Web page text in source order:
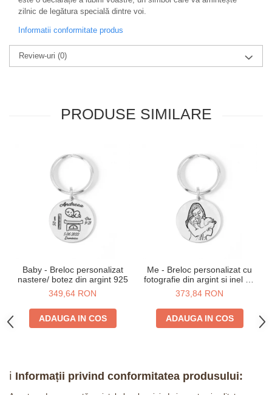
zilnic de legătura specială dintre voi.
Informatii conformitate produs
Review-uri (0)
PRODUSE SIMILARE
Baby - Breloc personalizat
nastere/ botez din argint 925
349,64 RON
ADAUGA IN COS
Me - Breloc personalizat cu
fotografie din argint si inel de
inox
373,84 RON
ADAUGA IN COS
ℹ️ Informații privind conformitatea produsului: